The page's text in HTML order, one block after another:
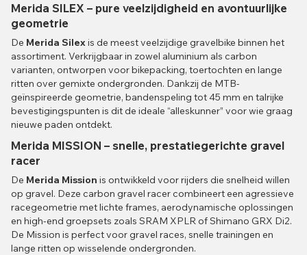
Merida SILEX – pure veelzijdigheid en avontuurlijke
geometrie
De Merida Silexis de meest veelzijdige gravelbike binnen het
assortiment. Verkrijgbaar in zowel aluminium als carbon
varianten, ontworpen voor bikepacking, toertochten en lange
ritten over gemixte ondergronden. Dankzij de MTB-
geïnspireerde geometrie, bandenspeling tot 45 mm en talrijke
bevestigingspunten is dit de ideale “alleskunner” voor wie graag
nieuwe paden ontdekt.
Merida MISSION – snelle, prestatiegerichte gravel
racer
De Merida Mission is ontwikkeld voor rijders die snelheid willen
op gravel. Deze carbon gravel racer combineert een agressieve
racegeometrie met lichte frames, aerodynamische oplossingen
en high-end groepsets zoals SRAM XPLR of Shimano GRX Di2.
De Mission is perfect voor gravel races, snelle trainingen en
lange ritten op wisselende ondergronden.